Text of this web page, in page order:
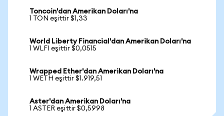
Toncoin'dan Amerikan Doları'na
1 TON eşittir $1,33
World Liberty Financial'dan Amerikan Doları'na
1 WLFI eşittir $0,0515
Wrapped Ether'dan Amerikan Doları'na
1 WETH eşittir $1.919,51
Aster'dan Amerikan Doları'na
1 ASTER eşittir $0,5998